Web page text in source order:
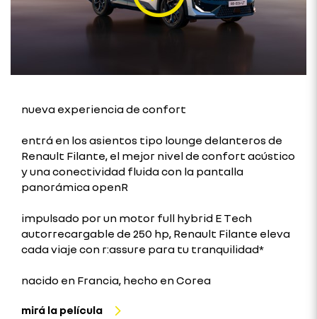
nueva experiencia de confort
entrá en los asientos tipo lounge delanteros de
Renault Filante, el mejor nivel de confort acústico
y una conectividad fluida con la pantalla
panorámica openR
impulsado por un motor full hybrid E Tech
autorrecargable de 250 hp, Renault Filante eleva
cada viaje con r:assure para tu tranquilidad*
nacido en Francia, hecho en Corea
mirá la película